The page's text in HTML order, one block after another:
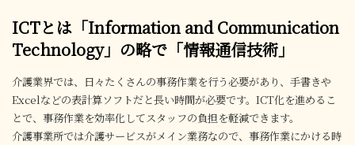
ICTとは「Information and Communication
Technology」の略で「情報通信技術」
介護業界では、日々たくさんの事務作業を行う必要があり、手書きや
Excelなどの表計算ソフトだと長い時間が必要です。ICT化を進めるこ
とで、事務作業を効率化してスタッフの負担を軽減できます。
介護事業所では介護サービスがメイン業務なので、事務作業にかける時